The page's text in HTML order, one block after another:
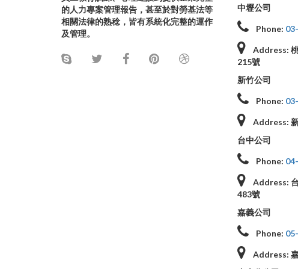
的人力專案管理報告，甚至於對勞基法等
相關法律的熟稔，皆有系統化完整的運作
及管理。
中壢公司
Phone:
Address:
215號
新竹公司
Phone:
Address:
台中公司
Phone:
Address:
483號
嘉義公司
Phone:
Address: